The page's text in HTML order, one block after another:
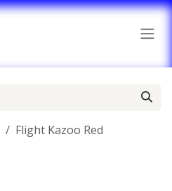
Flight Kazoo Red